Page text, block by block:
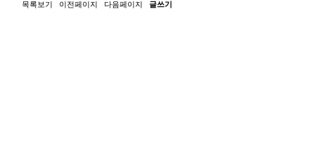
목록보기 이전페이지 다음페이지 글쓰기